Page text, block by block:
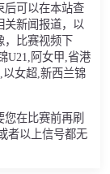
后可以在本站查
关新闻报道，以
，比赛视频下
U21,阿女甲,省港
女超,新西兰锦
您在比赛前再刷
者以上信号都无